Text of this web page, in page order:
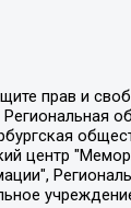
выборы", Еланчик Олег Александрович, Общество с ограниченной ответственностью "Нобелевский призыв", Гималова Регина Эмилевна, Григорьев Андрей Валерьевич, Григорьева Алина Александровна, Ассоциация по содействию защите прав призывников, альтернативнослужащих и военнослужащих "Правозащитная группа "Гражданин.Армия.Право", Хисамова Регина Фаритовна, Автономная некоммерческая организация по реализации социально-правовых программ "Лилит", Дальневосточное общественное движение "Маяк", Санкт-Петербургская ЛГБТ-инициативная группа "Выход", Инициативная группа ЛГБТ+ "Реверс", Алексеев Андрей Викторович, Бекбулатова Таисия Львовна, Беляев Иван Михайлович, Владыкина Елена Сергеевна, Гельман Марат Александрович, Никульшина Вероника Юрьевна, Толоконникова Надежда Андреевна, Шендерович Виктор Анатольевич, Общество с